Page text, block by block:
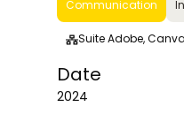
Communication
Suite Adobe, Canva
Date
2024